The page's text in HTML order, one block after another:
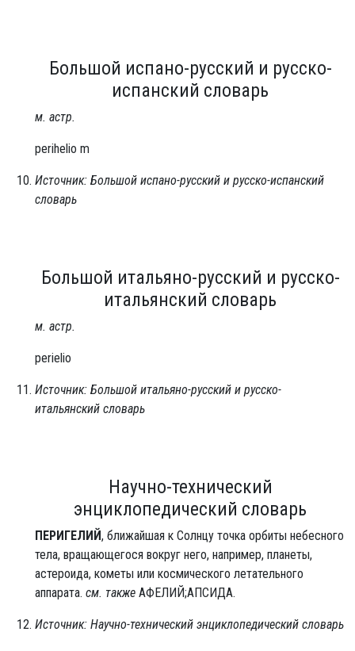
Большой испано-русский и русско-
испанский словарь
м. астр.
perihelio m
Источник: Большой испано-русский и русско-испанский
словарь
Большой итальяно-русский и русско-
итальянский словарь
м. астр.
perielio
Источник: Большой итальяно-русский и русско-
итальянский словарь
Научно-технический
энциклопедический словарь
ПЕРИГЕЛИЙ, ближайшая к Солнцу точка орбиты небесного
тела, вращающегося вокруг него, например, планеты,
астероида, кометы или космического летательного
аппарата. см. также АФЕЛИЙ;АПСИДА.
Источник: Научно-технический энциклопедический словарь